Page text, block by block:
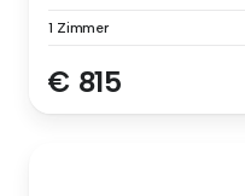
1 Zimmer
€ 815